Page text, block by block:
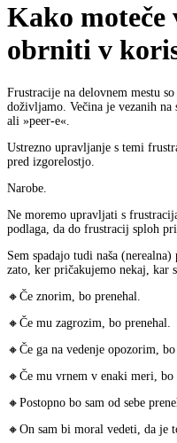
Kako moteče
obrniti v
Frustracije na delovnem mestu
doživljamo. Večina je vezanih na
ali »peer-e«.
Ustrezno upravljanje s temi
pred izgorelostjo.
Narobe.
Ne moremo upravljati s
podlaga, da do frustracij sploh
Sem spadajo tudi naša
zato, ker pričakujemo nekaj, kar
🔸Če znorim, bo prenehal.
🔸Če mu zagrozim, bo prenehal.
🔸Če ga na vedenje opozorim, bo
🔸Če mu vrnem v enaki meri, bo
🔸Postopno bo sam od sebe
🔸On sam bi moral vedeti, da je